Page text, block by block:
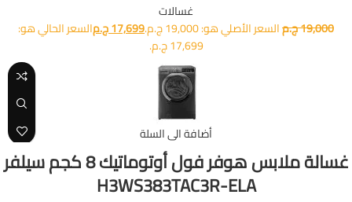
غسالات
19,000ج.مالسعر الأصلي هو: 19,000 ج.م. 17,699ج.مالسعر الحالي هو:
17,699 ج.م.
أضافة الى السلة
غسالة ملابس هوفر فول أوتوماتيك 8 كجم سيلفر
H3WS383TAC3R-ELA